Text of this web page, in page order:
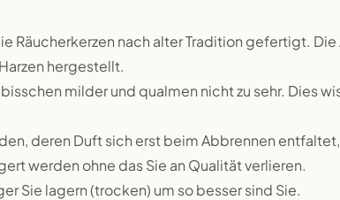
Räucherkerzen nach alter Tradition gefertigt.
hergestellt.
milder und qualmen nicht zu sehr. Dies
deren Duft sich erst beim Abbrennen entfaltet,
werden ohne das Sie an Qualität verlieren.
Sie lagern (trocken) um so besser sind Sie.